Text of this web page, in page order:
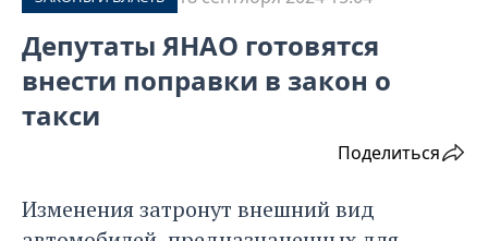
Депутаты ЯНАО готовятся
внести поправки в закон о
такси
Поделиться
Изменения затронут внешний вид